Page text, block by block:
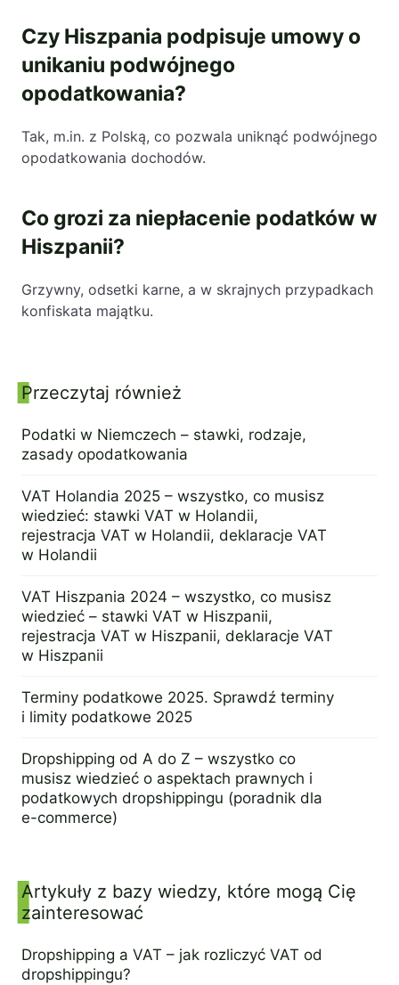
Czy Hiszpania podpisuje umowy o
unikaniu podwójnego
opodatkowania?
Tak, m.in. z Polską, co pozwala uniknąć podwójnego
opodatkowania dochodów.
Co grozi za niepłacenie podatków w
Hiszpanii?
Grzywny, odsetki karne, a w skrajnych przypadkach
konfiskata majątku.
Panel boczny
Przeczytaj również
Podatki w Niemczech – stawki, rodzaje,
zasady opodatkowania
VAT Holandia 2025 – wszystko, co musisz
wiedzieć: stawki VAT w Holandii,
rejestracja VAT w Holandii, deklaracje VAT
w Holandii
VAT Hiszpania 2024 – wszystko, co musisz
wiedzieć – stawki VAT w Hiszpanii,
rejestracja VAT w Hiszpanii, deklaracje VAT
w Hiszpanii
Terminy podatkowe 2025. Sprawdź terminy
i limity podatkowe 2025
Dropshipping od A do Z – wszystko co
musisz wiedzieć o aspektach prawnych i
podatkowych dropshippingu (poradnik dla
e-commerce)
Artykuły z bazy wiedzy, które mogą Cię
zainteresować
Dropshipping a VAT – jak rozliczyć VAT od
dropshippingu?